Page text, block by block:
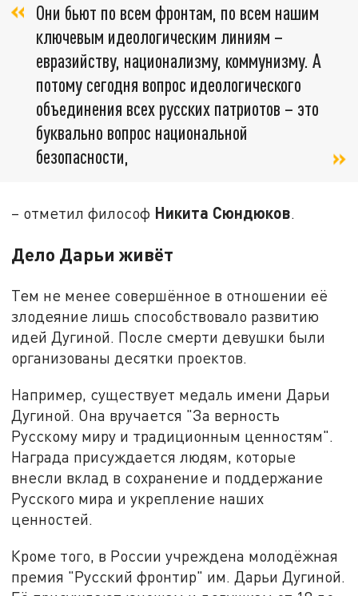
Они бьют по всем фронтам, по всем нашим
ключевым идеологическим линиям –
евразийству, национализму, коммунизму. А
потому сегодня вопрос идеологического
объединения всех русских патриотов – это
буквально вопрос национальной
безопасности,
– отметил философ Никита Сюндюков.
Дело Дарьи живёт
Тем не менее совершённое в отношении её
злодеяние лишь способствовало развитию
идей Дугиной. После смерти девушки были
организованы десятки проектов.
Например, существует медаль имени Дарьи
Дугиной. Она вручается "За верность
Русскому миру и традиционным ценностям".
Награда присуждается людям, которые
внесли вклад в сохранение и поддержание
Русского мира и укрепление наших
ценностей.
Кроме того, в России учреждена молодёжная
премия "Русский фронтир" им. Дарьи Дугиной.